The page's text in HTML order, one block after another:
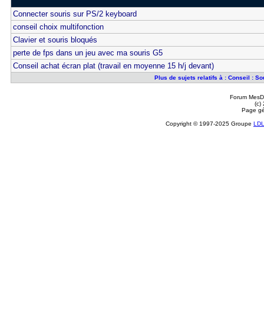
Connecter souris sur PS/2 keyboard
conseil choix multifonction
Clavier et souris bloqués
perte de fps dans un jeu avec ma souris G5
Conseil achat écran plat (travail en moyenne 15 h/j devant)
Plus de sujets relatifs à : Conseil :
Forum
(c)
Page
Copyright © 1997-2025 Groupe